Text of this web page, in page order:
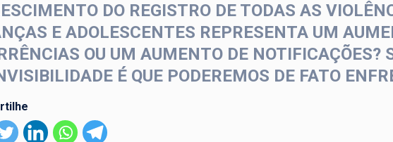
DO REGISTRO DE TODAS AS
E ADOLESCENTES REPRESENTA UM
OU UM AUMENTO DE NOTIFICAÇÕES?
É QUE PODEREMOS DE FATO